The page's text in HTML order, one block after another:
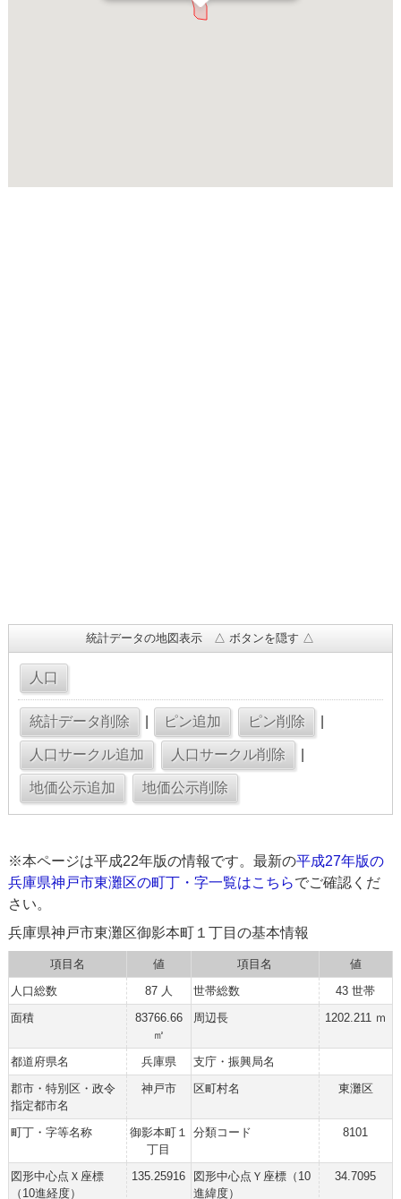
統計データの地図表示 △ ボタンを隠す △
※本ページは平成22年版の情報です。最新の平成27年版の
兵庫県神戸市東灘区の町丁・字一覧はこちらでご確認くだ
さい。
兵庫県神戸市東灘区御影本町１丁目の基本情報
項目名 値 項目名
値
人口総数
87 人 世帯総数
43 世帯
面積
83766.66
㎡
周辺長 1202.211 ｍ
都道府県名 兵庫県
支庁・振興局名
郡市・特別区・政令
指定都市名
神戸市 区町村名 東灘区
町丁・字等名称
御影本町１
丁目
分類コード 8101
図形中心点Ｘ座標
（10進経度）
135.25916
図形中心点Ｙ座標（10
進緯度）
34.7095